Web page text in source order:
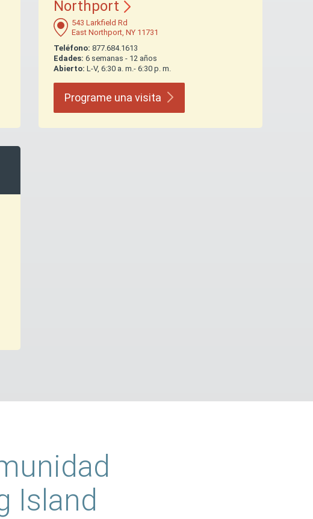
Northport
543 Larkfield Rd
East Northport, NY 11731
Teléfono: 877.684.1613
Edades: 6 semanas - 12 años
Abierto: L-V, 6:30 a. m.- 6:30 p. m.
Programe una visita
Island